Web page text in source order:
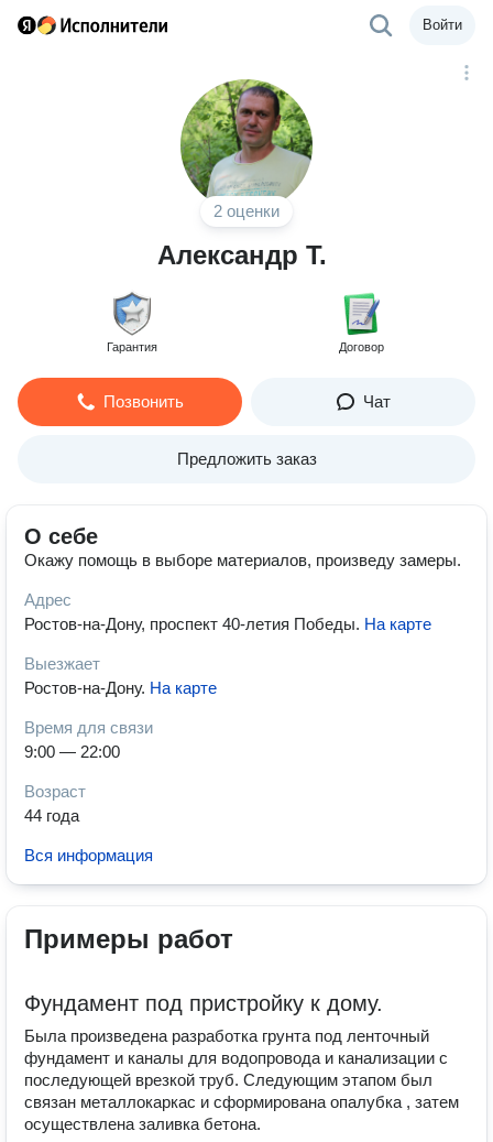
Войти
2 оценки
Александр Т.
Гарантия Договор
Позвонить Чат
Предложить заказ
О себе
Окажу помощь в выборе материалов, произведу замеры.
Адрес
Ростов-на-Дону, проспект 40-летия Победы. На карте
Выезжает
Ростов-на-Дону. На карте
Время для связи
9:00 — 22:00
Возраст
44 года
Вся информация
Примеры работ
Фундамент под пристройку к дому.
Была произведена разработка грунта под ленточный
фундамент и каналы для водопровода и канализации с
последующей врезкой труб. Следующим этапом был
связан металлокаркас и сформирована опалубка , затем
осуществлена заливка бетона.